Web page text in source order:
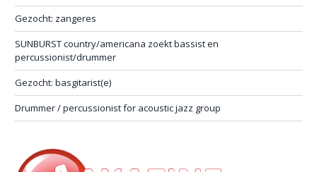
Gezocht: zangeres
SUNBURST country/americana zoekt bassist en
percussionist/drummer
Gezocht: basgitarist(e)
Drummer / percussionist for acoustic jazz group